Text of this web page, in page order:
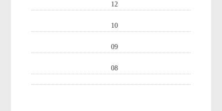
12
10
09
08